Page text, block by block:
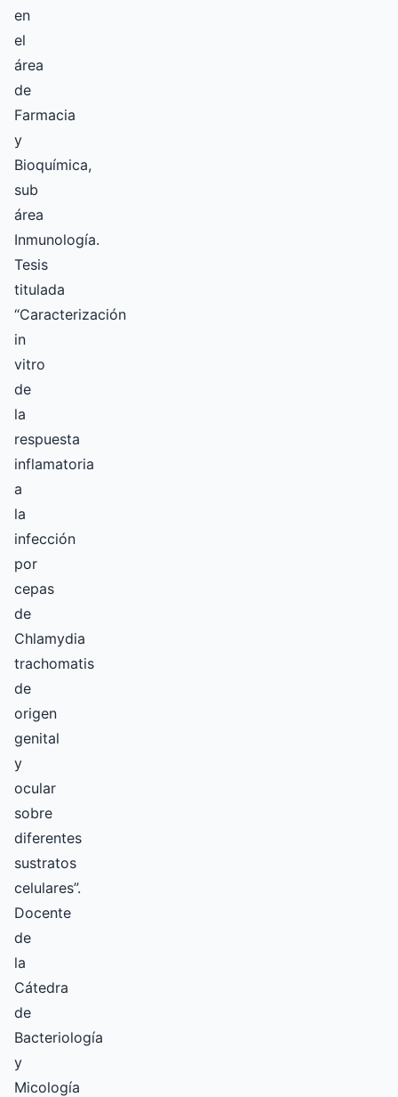
en
el
área
de
Farmacia
y
Bioquímica,
sub
área
Inmunología.
Tesis
titulada
“Caracterización
in
vitro
de
la
respuesta
inflamatoria
a
la
infección
por
cepas
de
Chlamydia
trachomatis
de
origen
genital
y
ocular
sobre
diferentes
sustratos
celulares”.
Docente
de
la
Cátedra
de
Bacteriología
y
Micología